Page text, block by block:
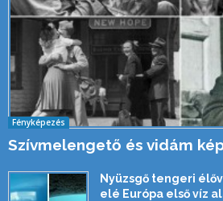
Fényképezés
Szívmelengető és vidám
Nyüzsgő tengeri
elé Európa első víz